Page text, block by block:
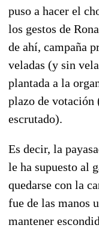
puso a hacer el
los gestos de
de ahí, campaña
veladas (y sin
plantada a la
plazo de votación
escrutado).
Es decir, la
le ha supuesto al
quedarse con la
fue de las manos
mantener